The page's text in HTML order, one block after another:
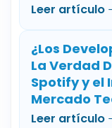
Leer artículo
¿Los
La Verdad
Spotify y el
Mercado
Leer artículo